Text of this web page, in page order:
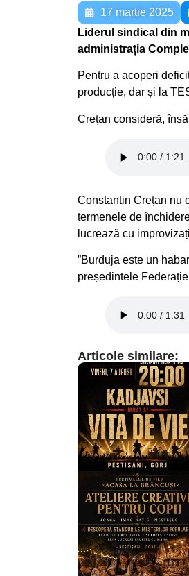
17 martie 2025
Liderul sindical din
administrația
Pentru a acoperi
producție, dar și la
Crețan consideră,
Constantin Crețan nu
termenele de
lucrează cu
”Burduja este un
președintele
Articole similare:
Adaugă
pentru
textul
textul
textul